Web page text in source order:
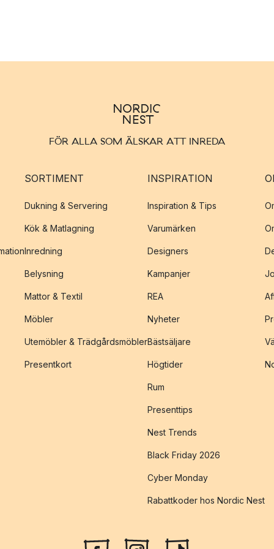
FÖR ALLA SOM ÄLSKAR ATT INREDA
SORTIMENT
Dukning & Servering
Kök & Matlagning
Inredning
Belysning
Mattor & Textil
Möbler
Utemöbler & Trädgårdsmöbler
Presentkort
INSPIRATION
Inspiration & Tips
Varumärken
Designers
Kampanjer
REA
Nyheter
Bästsäljare
Högtider
Rum
Presenttips
Nest Trends
Black Friday 2026
Cyber Monday
Rabattkoder hos Nordic Nest